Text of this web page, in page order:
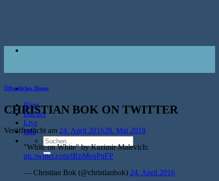
Blog
Bücher
Live
Info
Suche
nach:
Öffentlicher Dienst
CHRISTIAN BOK ON TWITTER
Veröffentlicht am 24. April 201628. Mai 2018
"White on White" by Kazimir Malevich:
pic.twitter.com/tRpMeqPqFP
— Christian Bok (@christianbok) 24. April 2016